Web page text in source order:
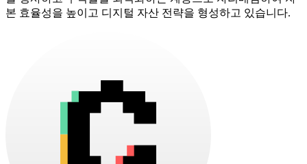
본 효율성을 높이고 디지털 자산 전략을 형성하고 있습니다.